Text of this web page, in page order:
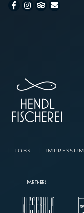
JOBS IMPRESSUM
PARTNERS